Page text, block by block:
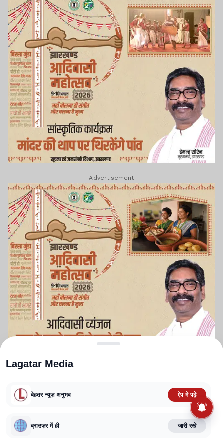
Advertisement
TERMS AND CONDITIONS
CORRECTIONS POLICY
FACT CHECKING POLICY
Lagatar Media Pvt. Ltd.
Lagatar Media
बेहतर न्यूज़ अनुभव ऐप में पढ़ें
ब्राउज़र में ही जारी रखें